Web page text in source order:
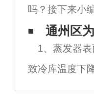
条水道，可充
吗？接下来小
冷系统的瓶颈
说，一个系统
用。北京冷库
平
通州区
1、蒸发器
致冷库温度下
这主要是由于